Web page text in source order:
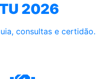
2026
consultas e certidão.